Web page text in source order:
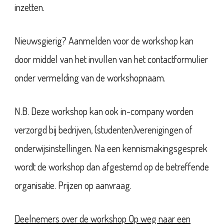
inzetten.
Nieuwsgierig? Aanmelden voor de workshop kan
door middel van het invullen van het contactformulier
onder vermelding van de workshopnaam.
N.B. Deze workshop kan ook in-company worden
verzorgd bij bedrijven, (studenten)verenigingen of
onderwijsinstellingen. Na een kennismakingsgesprek
wordt de workshop dan afgestemd op de betreffende
organisatie. Prijzen op aanvraag.
Deelnemers over de workshop Op weg naar een